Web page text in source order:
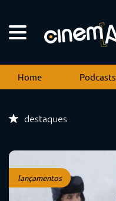
Home Podcasts
destaques
lançamentos